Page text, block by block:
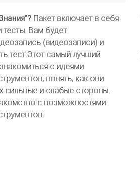
Пакет включает в себя
тесты. Вам будет
(видеозаписи) и
тест.Этот самый лучший
с идеями
понять, как они
сильные и слабые стороны.
с возможностями